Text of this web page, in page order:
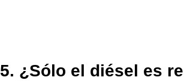
5. ¿Sólo el diésel es